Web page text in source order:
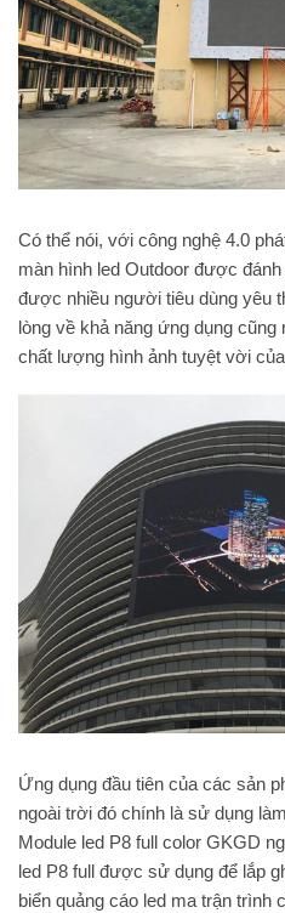
Có thể nói, với công nghệ 4.0
màn hình led Outdoor được
được nhiều người tiêu dùng yêu
lòng về khả năng ứng dụng
chất lượng hình ảnh tuyệt vời
Ứng dụng đầu tiên của các sản
ngoài trời đó chính là sử dụng
Module led P8 full color GKGD
led P8 full được sử dụng để lắp
biển quảng cáo led ma trận trình